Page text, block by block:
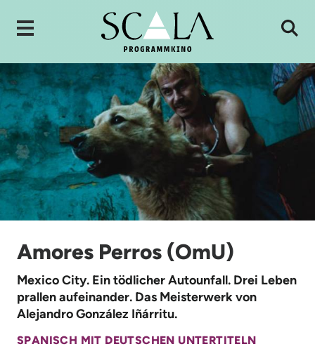
Amores Perros (OmU)
Mexico City. Ein tödlicher Autounfall. Drei Leben
prallen aufeinander. Das Meisterwerk von
Alejandro González Iñárritu.
SPANISCH MIT DEUTSCHEN UNTERTITELN